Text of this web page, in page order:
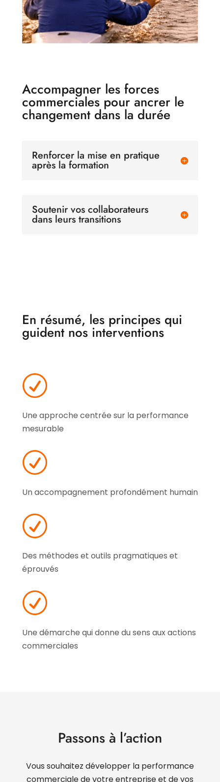
Accompagner les forces
commerciales pour ancrer le
changement dans la durée
Renforcer la mise en pratique
après la formation
Soutenir vos collaborateurs
dans leurs transitions
En résumé, les principes qui
guident nos interventions
R
Une approche centrée sur la performance
mesurable
R
Un accompagnement profondément humain
R
Des méthodes et outils pragmatiques et
éprouvés
R
Une démarche qui donne du sens aux actions
commerciales
Passons à l’action
Vous souhaitez développer la performance
commerciale de votre entreprise et de vos